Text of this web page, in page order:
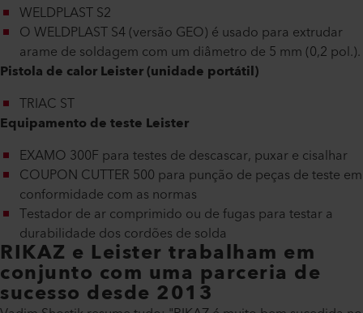
WELDPLAST S2
O WELDPLAST S4 (versão GEO) é usado para extrudar
arame de soldagem com um diâmetro de 5 mm (0,2 pol.).
Pistola de calor Leister (unidade portátil)
TRIAC ST
Equipamento de teste Leister
EXAMO 300F para testes de descascar, puxar e cisalhar
COUPON CUTTER 500 para punção de peças de teste em
conformidade com as normas
Testador de ar comprimido ou de fugas para testar a
durabilidade dos cordões de solda
RIKAZ e Leister trabalham em
conjunto com uma parceria de
sucesso desde 2013